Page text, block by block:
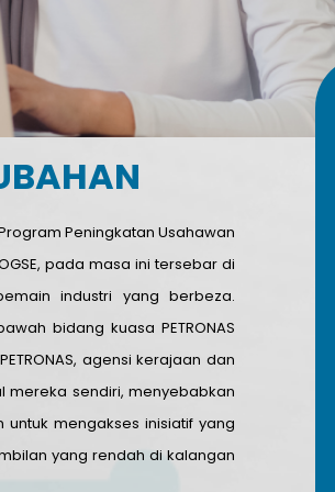
Peningkatan Usahawan
pada masa ini tersebar di
industri yang berbeza.
bidang kuasa PETRONAS
agensi kerajaan dan
mereka sendiri, menyebabkan
mengakses inisiatif yang
yang rendah di kalangan